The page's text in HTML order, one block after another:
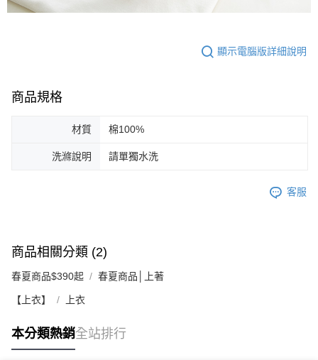
顯示電腦版詳細說明
商品規格
材質 棉100%
洗滌說明 請單獨水洗
客服
商品相關分類 (2)
春夏商品$390起 春夏商品│上著
【上衣】 上衣
本分類熱銷全站排行